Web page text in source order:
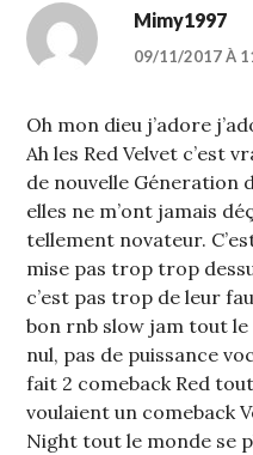
Mimy1997
09/11/2017 À
Oh mon dieu j’adore
Ah les Red Velvet c’est
de nouvelle Géneration
elles ne m’ont jamais
tellement novateur.
mise pas trop trop
c’est pas trop de leur
bon rnb slow jam tout le
nul, pas de puissance
fait 2 comeback Red
voulaient un comeback
Night tout le monde se